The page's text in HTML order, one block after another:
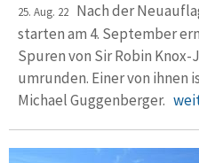
25. Aug. 22 Nach der
starten am 4. Sep­tem­ber
Spuren von Sir Robin
umrunden. Einer von ihnen
Michael Guggen­berger.